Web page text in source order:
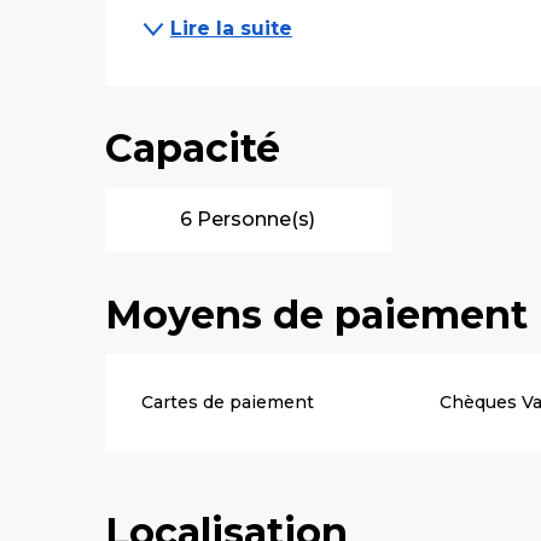
Lire la suite
Capacité
6 Personne(s)
Moyens de paiement
Cartes de paiement Chèques